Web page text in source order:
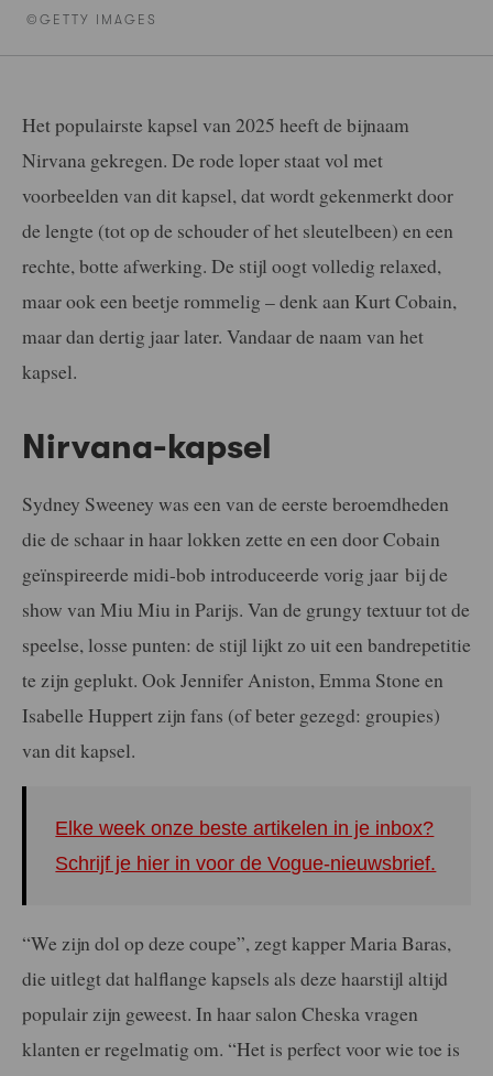
©GETTY IMAGES
Het populairste kapsel van 2025 heeft de bijnaam
Nirvana gekregen. De rode loper staat vol met
voorbeelden van dit kapsel, dat wordt gekenmerkt door
de lengte (tot op de schouder of het sleutelbeen) en een
rechte, botte afwerking. De stijl oogt volledig relaxed,
maar ook een beetje rommelig – denk aan Kurt Cobain,
maar dan dertig jaar later. Vandaar de naam van het
kapsel.
Nirvana-kapsel
Sydney Sweeney was een van de eerste beroemdheden
die de schaar in haar lokken zette en een door Cobain
geïnspireerde midi-bob introduceerde vorig jaar bij de
show van Miu Miu in Parijs. Van de grungy textuur tot de
speelse, losse punten: de stijl lijkt zo uit een bandrepetitie
te zijn geplukt. Ook Jennifer Aniston, Emma Stone en
Isabelle Huppert zijn fans (of beter gezegd: groupies)
van dit kapsel.
Elke week onze beste artikelen in je inbox?
Schrijf je hier in voor de Vogue-nieuwsbrief.
“We zijn dol op deze coupe”, zegt kapper Maria Baras,
die uitlegt dat halflange kapsels als deze haarstijl altijd
populair zijn geweest. In haar salon Cheska vragen
klanten er regelmatig om. “Het is perfect voor wie toe is